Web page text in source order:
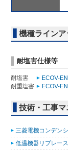
機種ラインア
耐塩害仕様等
耐塩害
ECOV-
耐重塩害
ECOV-
技術・工事マ
三菱電機コンデン
低温機器リプレー